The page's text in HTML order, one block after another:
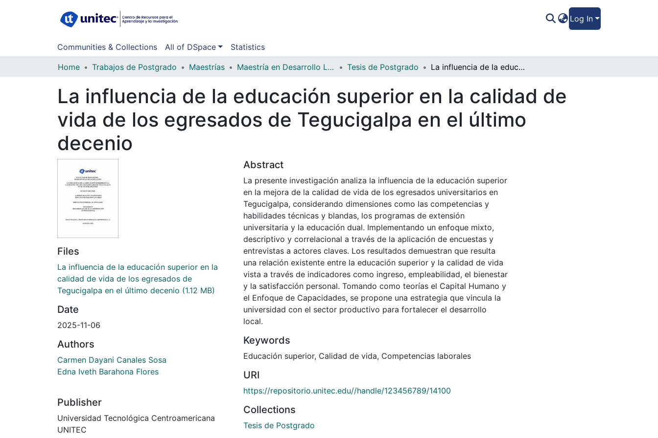
Log In
Communities & Collections All of DSpace Statistics
Home Trabajos de Postgrado Maestrías Maestría en Desarrollo Local y Cooperación Internacional Tesis de Postgrado La influencia de la educación superior en la calidad de vida de los egresados de Tegucigalpa en el último decenio
La influencia de la educación superior en la calidad de
vida de los egresados de Tegucigalpa en el último
decenio
Files
La influencia de la educación superior en la
calidad de vida de los egresados de
Tegucigalpa en el último decenio (1.12 MB)
Date
2025-11-06
Authors
Carmen Dayani Canales Sosa
Edna Iveth Barahona Flores
Publisher
Universidad Tecnológica Centroamericana
UNITEC
Abstract
La presente investigación analiza la influencia de la educación superior
en la mejora de la calidad de vida de los egresados universitarios en
Tegucigalpa, considerando dimensiones como las competencias y
habilidades técnicas y blandas, los programas de extensión
universitaria y la educación dual. Implementando un enfoque mixto,
descriptivo y correlacional a través de la aplicación de encuestas y
entrevistas a actores claves. Los resultados demuestran que resulta
una relación existente entre la educación superior y la calidad de vida
vista a través de indicadores como ingreso, empleabilidad, el bienestar
y la satisfacción personal. Tomando como teorías el Capital Humano y
el Enfoque de Capacidades, se propone una estrategia que vincula la
universidad con el sector productivo para fortalecer el desarrollo
local.
Keywords
Educación superior, Calidad de vida, Competencias laborales
URI
https://repositorio.unitec.edu//handle/123456789/14100
Collections
Tesis de Postgrado